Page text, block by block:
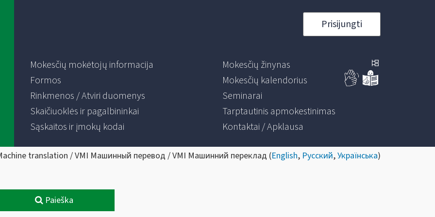
Prisijungti
Mokesčių mokėtojų informacija
Formos
Rinkmenos / Atviri duomenys
Skaičiuoklės ir pagalbininkai
Sąskaitos ir įmokų kodai
Mokesčių žinynas
Mokesčių kalendorius
Seminarai
Tarptautinis apmokestinimas
Kontaktai / Apklausa
translation / VMI Машинный перевод / VMI Машинний переклад (English, Русский,Українська)
Paieška